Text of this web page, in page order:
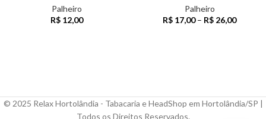
Palheiro
R$12,00
Palheiro
R$ 17,00 – R$ 26,00
© 2025 Relax Hortolândia - Tabacaria e HeadShop em Hortolândia/SP |
Todos os Direitos Reservados.